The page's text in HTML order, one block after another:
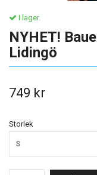
I lager.
NYHET!
Lidingö
749 kr
Storlek
S